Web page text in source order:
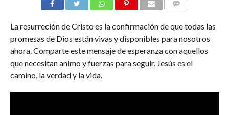
La resurreción de Cristo es la confirmación de que todas las
promesas de Dios están vivas y disponibles para nosotros
ahora. Comparte este mensaje de esperanza con aquellos
que necesitan animo y fuerzas para seguir. Jesús es el
camino, la verdad y la vida.